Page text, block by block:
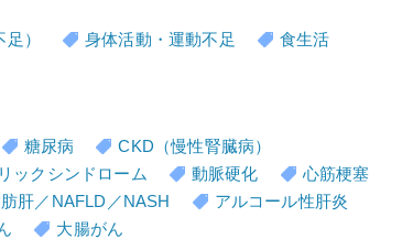
） 身体活動・運動不足
食生活
糖尿病
CKD（慢性腎臓病）
ックシンドローム 動脈硬化
心筋梗塞
肝／NAFLD／NASH
アルコール性肝炎
大腸がん